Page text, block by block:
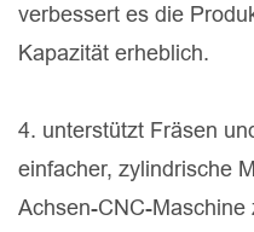
verbessert es die
Kapazität erheblich.
4. unterstützt Fräsen
einfacher, zylindrische
Achsen-CNC-Maschine